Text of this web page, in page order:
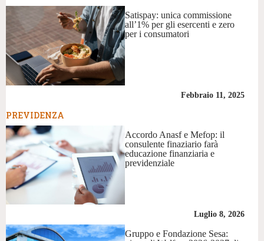
Satispay: unica commissione
all’1% per gli esercenti e zero
per i consumatori
Febbraio 11, 2025
PREVIDENZA
Accordo Anasf e Mefop: il
consulente finaziario farà
educazione finanziaria e
previdenziale
Luglio 8, 2026
Gruppo e Fondazione Sesa: